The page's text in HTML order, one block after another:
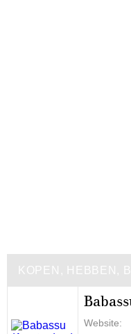
KOPEN, HEBBEN,
Website: